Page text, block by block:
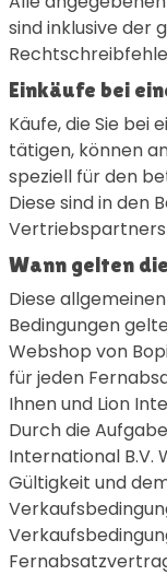
sind inklusive der
Einkäufe bei
Käufe, die Sie
tätigen, können
speziell für den
Diese sind in den
Vertriebspartners
Wann gelten
Diese
Bedingungen
Webshop von
für jeden
Ihnen und Lion
Durch die
International B.V.
Gültigkeit und